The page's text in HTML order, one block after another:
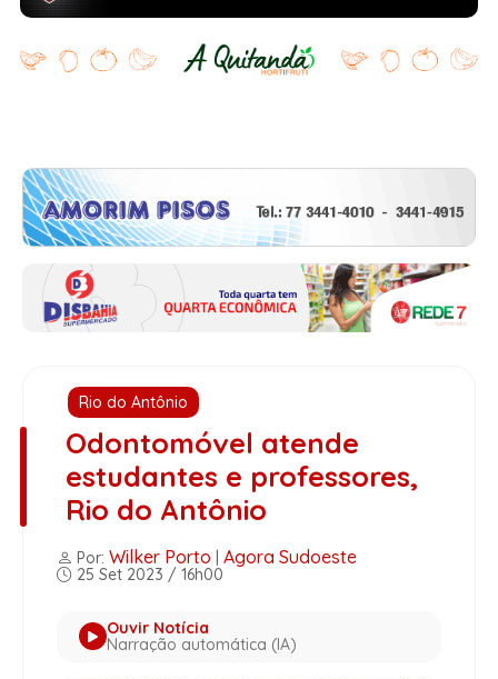
Rio do Antônio
Odontomóvel atende
estudantes e professores,
Rio do Antônio
Por: Wilker Porto Agora Sudoeste
25 Set 2023 / 16h00
Ouvir Notícia
Narração automática (IA)